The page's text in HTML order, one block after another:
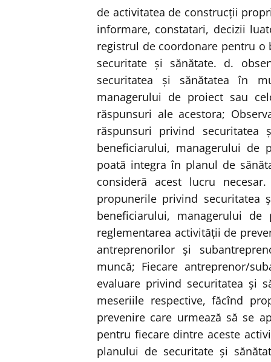
de activitatea de construcţii
informare, constatari, decizii
registrul de coordonare pentru
securitate şi sănătate. d.
securitatea şi sănătatea în
managerului de proiect sau
răspunsuri ale acestora;
răspunsuri privind securitatea
beneficiarului, managerului
poată integra în planul de
consideră acest lucru
propunerile privind securitatea
beneficiarului, managerului
reglementarea activităţii de
antreprenorilor şi
muncă; Fiecare antreprenor/
evaluare privind securitatea şi
meseriile respective, făcînd
prevenire care urmează să se
pentru fiecare dintre aceste
planului de securitate şi